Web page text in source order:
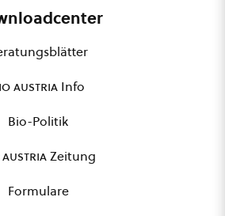
austria Info
Bio-Politik
austriaZeitung
Formulare